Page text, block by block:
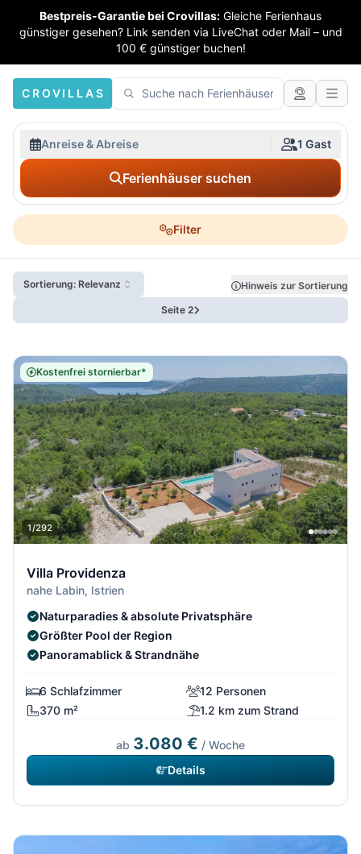
Bestpreis-Garantie bei Crovillas: Gleiche Ferienhaus
günstiger gesehen? Link senden via LiveChat oder Mail – und
100 € günstiger buchen!
CROVILLAS
Anreise & Abreise 1 Gast
Ferienhäuser suchen
Filter
Sortierung: Relevanz
Hinweis zur Sortierung
Seite 2
Kostenfrei stornierbar*
1/292
Villa Providenza
nahe Labin, Istrien
Naturparadies & absolute Privatsphäre
Größter Pool der Region
Panoramablick & Strandnähe
6 Schlafzimmer
12 Personen
370 m²
1.2 km zum Strand
ab 3.080 € / Woche
Details